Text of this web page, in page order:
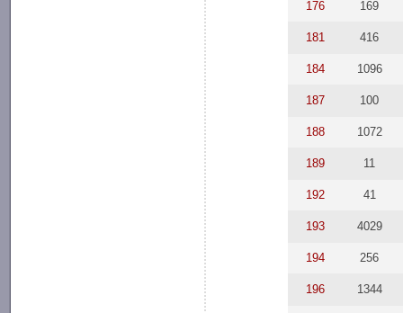
176 169
181 416
184 1096
187 100
188 1072
189 11
192 41
193 4029
194 256
196 1344